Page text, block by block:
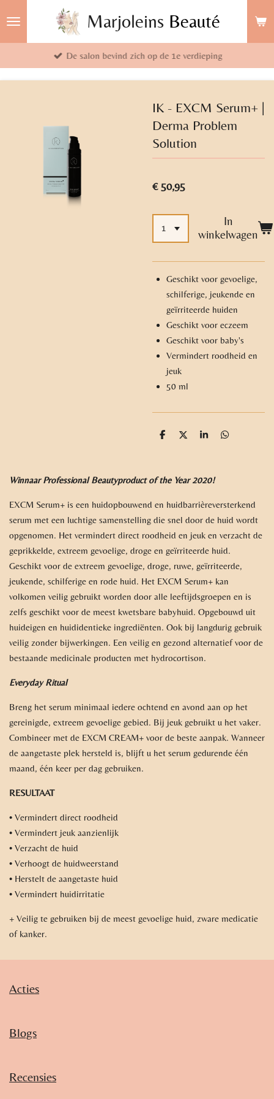
direct
naar
Marjoleins Beauté
De salon bevind zich op de 1e verdieping
IK - EXCM Serum+ |
Derma Problem
Solution
€ 50,95
In
winkelwagen
Geschikt voor gevoelige,
schilferige, jeukende en
geïrriteerde huiden
Geschikt voor eczeem
Geschikt voor baby's
Vermindert roodheid en
jeuk
50 ml
D
n
D
S
D
Winnaar Professional Beautyproduct of the Year 2020!
EXCM Serum+ is een huidopbouwend en huidbarrièreversterkend
serum met een luchtige samenstelling die snel door de huid wordt
opgenomen. Het vermindert direct roodheid en jeuk en verzacht de
geprikkelde, extreem gevoelige, droge en geïrriteerde huid.
Geschikt voor de extreem gevoelige, droge, ruwe, geïrriteerde,
jeukende, schilferige en rode huid. Het EXCM Serum+ kan
volkomen veilig gebruikt worden door alle leeftijdsgroepen en is
zelfs geschikt voor de meest kwetsbare babyhuid. Opgebouwd uit
huideigen en huididentieke ingrediënten. Ook bij langdurig gebruik
veilig zonder bijwerkingen. Een veilig en gezond alternatief voor de
bestaande medicinale producten met hydrocortison.
Everyday Ritual
Breng het serum minimaal iedere ochtend en avond aan op het
gereinigde, extreem gevoelige gebied. Bij jeuk gebruikt u het vaker.
Combineer met de EXCM CREAM+ voor de beste aanpak. Wanneer
de aangetaste plek hersteld is, blijft u het serum gedurende één
maand, één keer per dag gebruiken.
RESULTAAT
• Vermindert direct roodheid
• Vermindert jeuk aanzienlijk
• Verzacht de huid
• Verhoogt de huidweerstand
• Herstelt de aangetaste huid
• Vermindert huidirritatie
+ Veilig te gebruiken bij de meest gevoelige huid, zware medicatie
of kanker.
Acties
Blogs
Recensies